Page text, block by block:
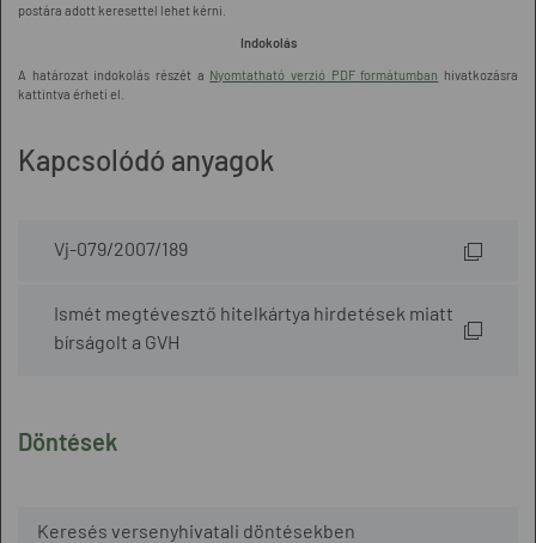
Döntések
Keresés versenyhivatali döntésekben
postára adott keresettel lehet kérni.
Indokolás
A határozat indokolás részét a Nyomtatható verzió PDF formátumban hivatkozásra
kattintva érheti el.
Kapcsolódó anyagok
Vj-079/2007/189
Ismét megtévesztő hitelkártya hirdetések miatt
bírságolt a GVH